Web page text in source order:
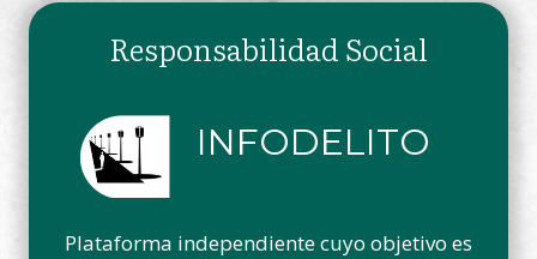
Responsabilidad Social
INFODELITO
Plataforma independiente cuyo objetivo es